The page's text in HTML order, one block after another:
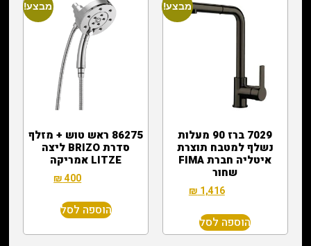
מבצע!
7029 ברז 90 מעלות
נשלף למטבח תוצרת
איטליה חברת FIMA
שחור
₪ 1,416
הוספה לסל
מבצע!
86275 ראש טוש + מזלף
סדרת BRIZO ליצה
LITZE אמריקה
₪ 400
הוספה לסל